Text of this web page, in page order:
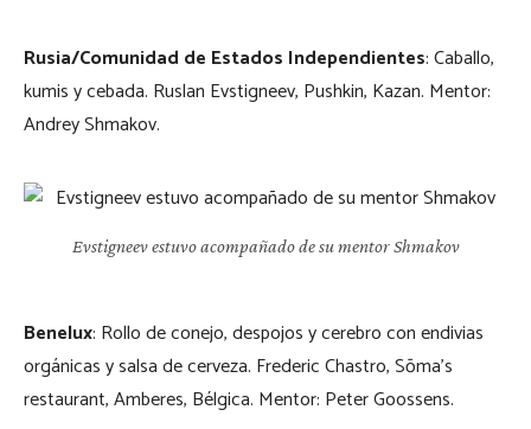
Rusia/Comunidad de Estados Independientes: Caballo,
kumis y cebada. Ruslan Evstigneev, Pushkin, Kazan. Mentor:
Andrey Shmakov.
Evstigneev estuvo acompañado de su mentor Shmakov
Benelux: Rollo de conejo, despojos y cerebro con endivias
orgánicas y salsa de cerveza. Frederic Chastro, Sōma’s
restaurant, Amberes, Bélgica. Mentor: Peter Goossens.